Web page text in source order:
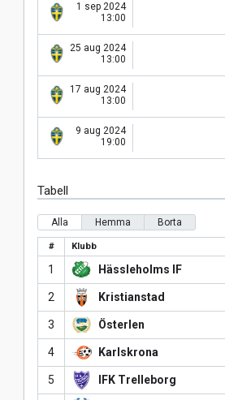
1 sep 2024
13:00
25 aug 2024
13:00
17 aug 2024
13:00
9 aug 2024
19:00
Tabell
Alla Hemma Borta
# Klubb
1 Hässleholms IF
2 Kristianstad
3 Österlen
4 Karlskrona
5 IFK Trelleborg